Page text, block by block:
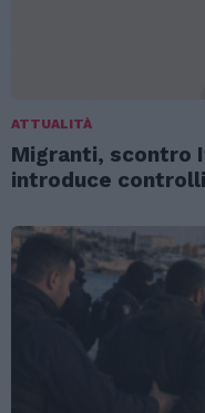
ATTUALITÀ
Migranti, scontro
introduce